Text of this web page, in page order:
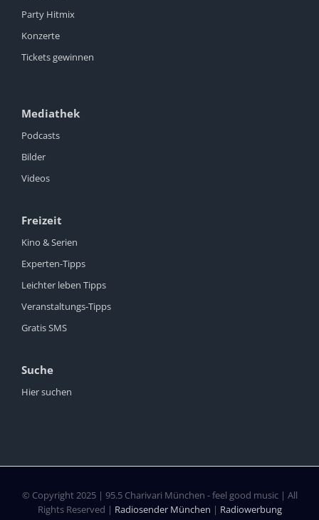
Party Hitmix
Konzerte
Tickets gewinnen
Mediathek
Podcasts
Bilder
Videos
Freizeit
Kino & Serien
Experten-Tipps
Leichter leben Tipps
Veranstaltungs-Tipps
Gratis SMS
Suche
Hier suchen
© Copyright 2025 | 95.5 Charivari München - feel good music | All
Rights Reserved | Radiosender München | Radiowerbung